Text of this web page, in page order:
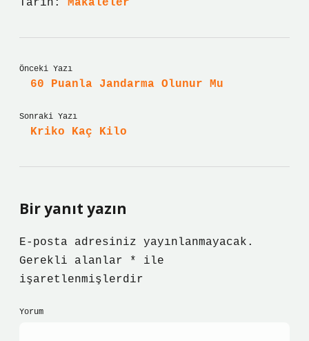
Tarih: Makaleler
Önceki Yazı
60 Puanla Jandarma Olunur Mu
Sonraki Yazı
Kriko Kaç Kilo
Bir yanıt yazın
E-posta adresiniz yayınlanmayacak.
Gerekli alanlar
*
ile
işaretlenmişlerdir
Yorum